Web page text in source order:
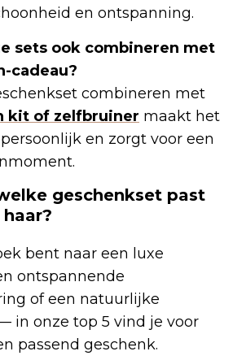
en ontspanning.
sets ook combineren met
cadeau?
combineren met
kit of zelfbruiner maakt het
en zorgt voor een
geschenkset past
bent naar een luxe
ontspannende
of een natuurlijke
in onze top 5 vind je voor
passend geschenk.